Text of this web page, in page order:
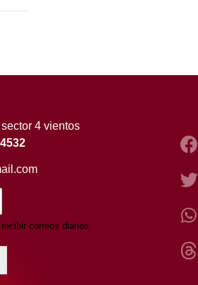
4 vientos
correos diarios